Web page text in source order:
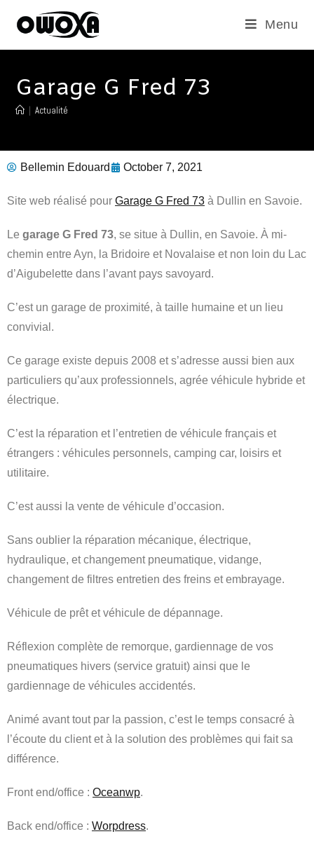
Menu
Garage G Fred 73
| Actualité
Bellemin Edouard October 7, 2021
Site web réalisé pour Garage G Fred 73 à Dullin en Savoie.
Le garage G Fred 73, se situe à Dullin, en Savoie. À mi-
chemin entre Ayn, la Bridoire et Novalaise et non loin du Lac
d’Aigubelette dans l’avant pays savoyard.
C’est un garage de proximité, à taille humaine et un lieu
convivial.
Ce garage existe depuis 2008 et s’adresse aussi bien aux
particuliers qu’aux professionnels, agrée véhicule hybride et
électrique.
C’est la réparation et l’entretien de véhicule français et
étrangers : véhicules personnels, camping car, loisirs et
utilitaire.
C’est aussi la vente de véhicule d’occasion.
Sans oublier la réparation mécanique, électrique,
hydraulique, et changement pneumatique, vidange,
changement de filtres entretien des freins et embrayage.
Véhicule de prêt et véhicule de dépannage.
Réflexion complète de remorque, gardiennage de vos
pneumatiques hivers (service gratuit) ainsi que le
gardiennage de véhicules accidentés.
Animé avant tout par la passion, c’est le temps consacré à
l’écoute du client et à la solution des problèmes qui fait sa
différence.
Front end/office : Oceanwp.
Back end/office : Worpdress.